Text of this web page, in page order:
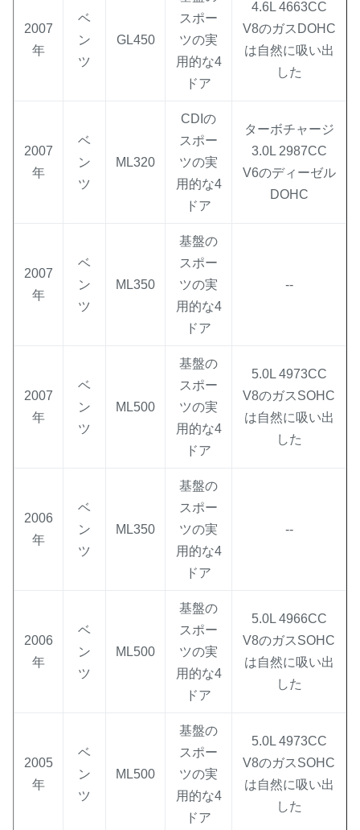
2007
年
ベ
ン
ツ
GL450
スポー
ツの実
用的な4
ドア
4.6L 4663CC
V8のガスDOHC
は自然に吸い出
した
2007
年
ベ
ン
ツ
ML320
CDIの
スポー
ツの実
用的な4
ドア
ターボチャージ
3.0L 2987CC
V6のディーゼル
DOHC
2007
年
ベ
ン
ツ
ML350
基盤の
スポー
ツの実
用的な4
ドア
--
2007
年
ベ
ン
ツ
ML500
基盤の
スポー
ツの実
用的な4
ドア
5.0L 4973CC
V8のガスSOHC
は自然に吸い出
した
2006
年
ベ
ン
ツ
ML350
基盤の
スポー
ツの実
用的な4
ドア
--
2006
年
ベ
ン
ツ
ML500
基盤の
スポー
ツの実
用的な4
ドア
5.0L 4966CC
V8のガスSOHC
は自然に吸い出
した
2005
年
ベ
ン
ツ
ML500
基盤の
スポー
ツの実
用的な4
ドア
5.0L 4973CC
V8のガスSOHC
は自然に吸い出
した